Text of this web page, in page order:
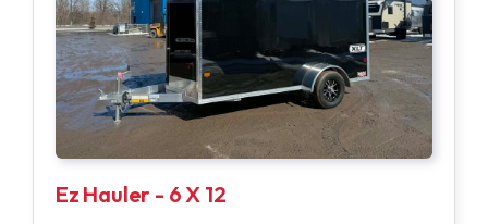
Ez Hauler - 6 X 12